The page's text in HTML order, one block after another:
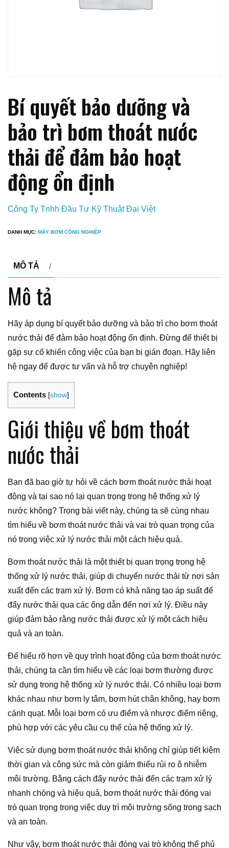
Bí quyết bảo dưỡng và
bảo trì bơm thoát nước
thải để đảm bảo hoạt
động ổn định
Công Ty Tnhh Đầu Tư Kỹ Thuật Đại Việt
DANH MỤC: MÁY BƠM CÔNG NGHIỆP
MÔ TẢ
Mô tả
Hãy áp dụng bí quyết bảo dưỡng và bảo trì cho bơm thoát
nước thải để đảm bảo hoạt động ổn định. Đừng để thiết bị
gặp sự cố khiến công việc của bạn bị gián đoạn. Hãy liên
hệ ngay để được tư vấn và hỗ trợ chuyên nghiệp!
Contents [show]
Giới thiệu về bơm thoát
nước thải
Bạn đã bao giờ tự hỏi về cách bơm thoát nước thải hoạt
động và tại sao nó lại quan trọng trong hệ thống xử lý
nước không? Trong bài viết này, chúng ta sẽ cùng nhau
tìm hiểu về bơm thoát nước thải và vai trò quan trọng của
nó trong việc xử lý nước thải một cách hiệu quả.
Bơm thoát nước thải là một thiết bị quan trọng trong hệ
thống xử lý nước thải, giúp di chuyển nước thải từ nơi sản
xuất đến các trạm xử lý. Bơm có khả năng tạo áp suất để
đẩy nước thải qua các ống dẫn đến nơi xử lý. Điều này
giúp đảm bảo rằng nước thải được xử lý một cách hiệu
quả và an toàn.
Để hiểu rõ hơn về quy trình hoạt động của bơm thoát nước
thải, chúng ta cần tìm hiểu về các loại bơm thường được
sử dụng trong hệ thống xử lý nước thải. Có nhiều loại bơm
khác nhau như bơm ly tâm, bơm hút chân không, hay bơm
cánh quạt. Mỗi loại bơm có ưu điểm và nhược điểm riêng,
phù hợp với các yêu cầu cụ thể của hệ thống xử lý.
Việc sử dụng bơm thoát nước thải không chỉ giúp tiết kiệm
thời gian và công sức mà còn giảm thiểu rủi ro ô nhiễm
môi trường. Bằng cách đẩy nước thải đến các trạm xử lý
nhanh chóng và hiệu quả, bơm thoát nước thải đóng vai
trò quan trọng trong việc duy trì môi trường sống trong sạch
và an toàn.
Như vậy, bơm thoát nước thải đóng vai trò không thể phủ